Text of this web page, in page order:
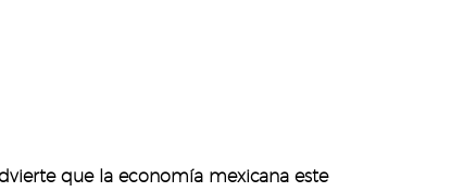
que la economía mexicana este